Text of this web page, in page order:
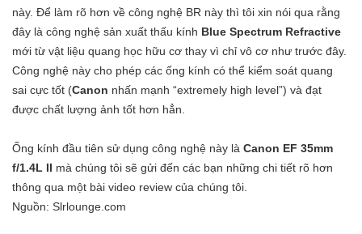
này. Để làm rõ hơn về công nghệ BR này thì tôi xin nói qua rằng
đây là công nghệ sản xuất thấu kính Blue Spectrum Refractive
mới từ vật liệu quang học hữu cơ thay vì chỉ vô cơ như trước đây.
Công nghệ này cho phép các ống kính có thể kiểm soát quang
sai cực tốt (Canon nhấn mạnh “extremely high level”) và đạt
được chất lượng ảnh tốt hơn hẳn.
Ống kính đầu tiên sử dụng công nghệ này là Canon EF 35mm
f/1.4L II mà chúng tôi sẽ gửi đến các bạn những chi tiết rõ hơn
thông qua một bài video review của chúng tôi.
Nguồn: Slrlounge.com